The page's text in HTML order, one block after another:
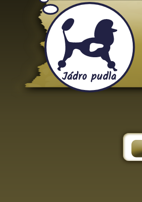
Jádro pudla